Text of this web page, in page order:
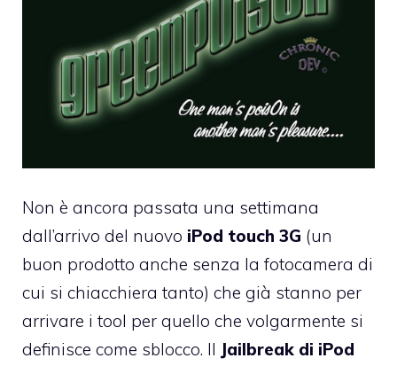
Non è ancora passata una settimana
dall’arrivo del nuovo iPod touch 3G (un
buon prodotto anche senza la fotocamera di
cui si chiacchiera tanto) che già stanno per
arrivare i tool per quello che volgarmente si
definisce come sblocco. Il Jailbreak di iPod